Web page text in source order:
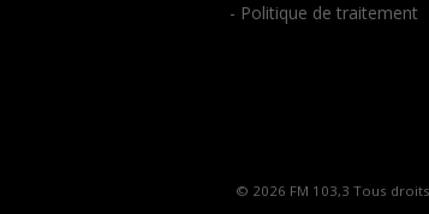
- Politique de traitement
© 2026 FM 103,3 Tous